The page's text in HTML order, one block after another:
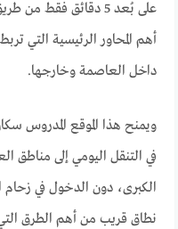
على بُعد 5 دقائق فقط
أهم المحاور الرئيسية التي
داخل العاصمة وخارجها.
ويمنح هذا الموقع المدروس
في التنقل اليومي إلى مناطق
الكبرى، دون الدخول في زحام
نطاق قريب من أهم الطرق